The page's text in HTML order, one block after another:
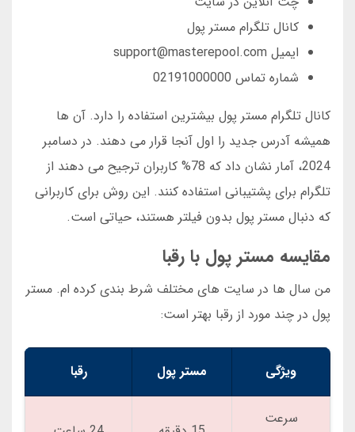
کانال تلگرام مستر پول
ایمیل support@masterepool.com
شماره تماس 02191000000
کانال تلگرام مستر پول بیشترین استفاده را دارد. آن ها
همیشه آدرس جدید را اول آنجا قرار می دهند. در دسامبر
2024، آمار نشان داد که 78% کاربران ترجیح می دهند از
تلگرام برای پشتیبانی استفاده کنند. این روش برای کاربرانی
که دنبال مستر پول بدون فیلتر هستند، حیاتی است.
مقایسه مستر پول با رقبا
من سال ها در سایت های مختلف شرط بندی کرده ام. مستر
پول در چند مورد از رقبا بهتر است:
ویژگی مستر پول رقبا
سرعت